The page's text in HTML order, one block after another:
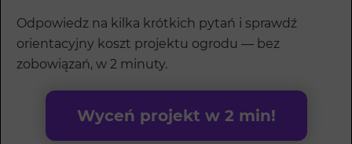
Odpowiedz na kilka krótkich pytań i sprawdź
orientacyjny koszt projektu ogrodu — bez
zobowiązań, w 2 minuty.
Wyceń projekt w 2 min!